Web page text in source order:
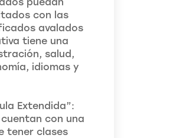
con las
avalados
tiene una
salud,
idiomas y
Extendida”:
con una
tener clases